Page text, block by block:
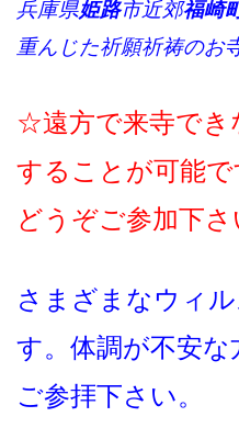
兵庫県姫路市近郊福崎
重んじた祈願祈祷のお
☆遠方で来寺でき
することが可能
どうぞご参加下さ
さまざまなウィ
す。体調が不安
ご参拝下さい。